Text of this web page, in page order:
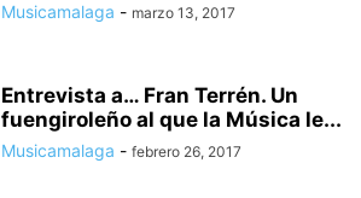
Musicamalaga - marzo 13, 2017
Entrevista a… Fran Terrén. Un
fuengiroleño al que la Música le...
Musicamalaga - febrero 26, 2017